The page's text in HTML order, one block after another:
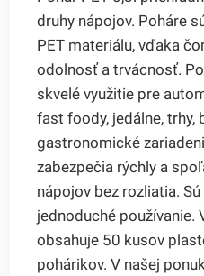
druhy nápojov. Poháre
PET materiálu, vďaka
odolnosť a trvácnosť.
skvelé využitie pre
fast foody, jedálne, trhy,
gastronomické
zabezpečia rýchly a
nápojov bez rozliatia.
jednoduché používanie.
obsahuje 50 kusov
pohárikov. V našej